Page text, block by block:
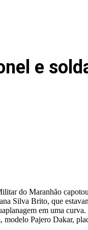
e
do Maranhão
Silva Brito, que
em uma
modelo Pajero Dakar,